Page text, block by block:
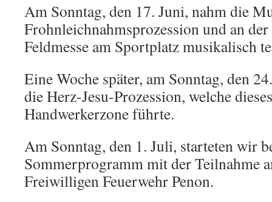
Am Sonntag, den 17. Juni, nahm die
Frohnleichnahmsprozession und an
Feldmesse am Sportplatz musikalisch
Eine Woche später, am Sonntag, den
die Herz-Jesu-Prozession, welche
Handwerkerzone führte.
Am Sonntag, den 1. Juli, starteten wir
Sommerprogramm mit der Teilnahme
Freiwilligen Feuerwehr Penon.